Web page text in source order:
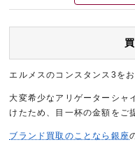
エルメスのコンスタンス3を
大変希少なアリゲーターシャ
けたため、目一杯の金額をご
ブランド買取のことなら銀座